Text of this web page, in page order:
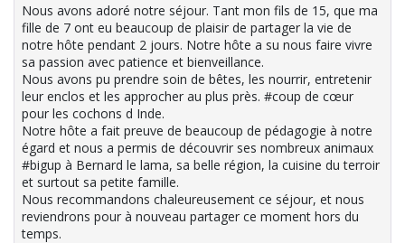
Nous avons adoré notre séjour. Tant mon fils de 15, que ma
fille de 7 ont eu beaucoup de plaisir de partager la vie de
notre hôte pendant 2 jours. Notre hôte a su nous faire vivre
sa passion avec patience et bienveillance.
Nous avons pu prendre soin de bêtes, les nourrir, entretenir
leur enclos et les approcher au plus près. #coup de cœur
pour les cochons d Inde.
Notre hôte a fait preuve de beaucoup de pédagogie à notre
égard et nous a permis de découvrir ses nombreux animaux
#bigup à Bernard le lama, sa belle région, la cuisine du terroir
et surtout sa petite famille.
Nous recommandons chaleureusement ce séjour, et nous
reviendrons pour à nouveau partager ce moment hors du
temps.